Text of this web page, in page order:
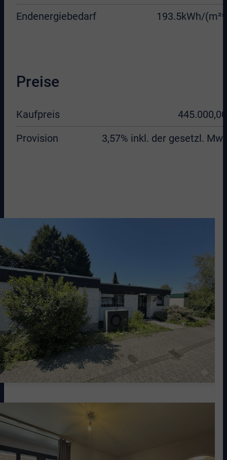
Endenergiebedarf
193.5kWh/
Preise
Kaufpreis
Provision
3,57% inkl. der gesetzl.